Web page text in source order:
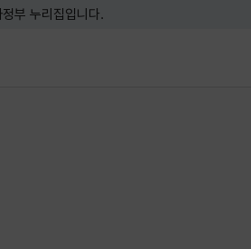
부 누리집입니다.